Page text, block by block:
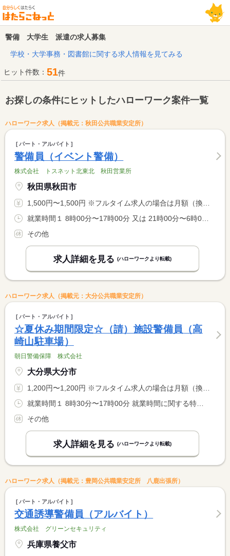
警備 大学生 派遣の求人募集
学校・大学事務・図書館に関する求人情報を見てみる
ヒット件数： 51件
お探しの条件にヒットしたハローワーク案件一覧
ハローワーク求人（掲載元：秋田公共職業安定所）
パート・アルバイト
警備員（イベント警備）
株式会社 トスネット北東北 秋田営業所
秋田県秋田市
1,500円〜1,500円 ※フルタイム求人の場合は月額（換算額）、パート求人の場合は時間額を表示しています。
その他
求人詳細を見る (ハローワークより転載)
ハローワーク求人（掲載元：大分公共職業安定所）
パート・アルバイト
☆夏休み期間限定☆（請）施設警備員（高
崎山駐車場）
朝日警備保障 株式会社
大分県大分市
1,200円〜1,200円 ※フルタイム求人の場合は月額（換算額）、パート求人の場合は時間額を表示しています。
その他
求人詳細を見る (ハローワークより転載)
ハローワーク求人（掲載元：豊岡公共職業安定所 八鹿出張所）
パート・アルバイト
交通誘導警備員（アルバイト）
株式会社 グリーンセキュリティ
兵庫県養父市